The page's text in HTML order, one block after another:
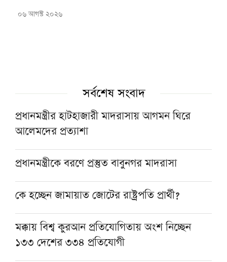
০৬ আগস্ট ২০২৬
সর্বশেষ সংবাদ
প্রধানমন্ত্রীর হাটহাজারী মাদরাসায় আগমন ঘিরে
আলেমদের প্রত্যাশা
প্রধানমন্ত্রীকে বরণে প্রস্তুত বাবুনগর মাদরাসা
কে হচ্ছেন জামায়াত জোটের রাষ্ট্রপতি প্রার্থী?
মক্কায় বিশ্ব কুরআন প্রতিযোগিতায় অংশ নিচ্ছেন
১৩৩ দেশের ৩৩৪ প্রতিযোগী